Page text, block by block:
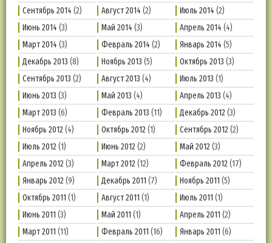
Сентябрь 2014 (2) Август 2014 (2) Июль 2014 (2)
Июнь 2014 (3) Май 2014 (3) Апрель 2014 (4)
Март 2014 (3) Февраль 2014 (2) Январь 2014 (5)
Декабрь 2013 (8) Ноябрь 2013 (5) Октябрь 2013 (3)
Сентябрь 2013 (2) Август 2013 (4) Июль 2013 (1)
Июнь 2013 (3) Май 2013 (4) Апрель 2013 (4)
Март 2013 (6) Февраль 2013 (11) Декабрь 2012(3)
Ноябрь 2012(4) Октябрь 2012(1) Сентябрь 2012(2)
Июль 2012(1) Июнь 2012(2) Май 2012(3)
Апрель 2012(3) Март 2012(12) Февраль 2012(17)
Январь 2012(9) Декабрь 2011 (7) Ноябрь 2011 (5)
Октябрь 2011 (1) Август 2011 (1) Июль 2011 (1)
Июнь 2011 (3) Май 2011 (1) Апрель 2011 (2)
Март 2011 (11) Февраль 2011 (16) Январь 2011 (6)